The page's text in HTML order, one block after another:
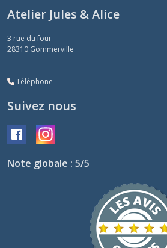
Atelier Jules & Alice
3 rue du four
28310 Gommerville
Téléphone
Suivez nous
Note globale : 5/5